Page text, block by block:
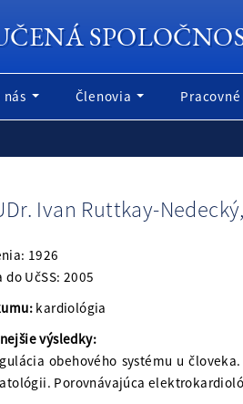
nás Členovia
Ivan Ruttkay-
1926
UčSS: 2005
kardiológia
výsledky:
obehového systému u
Porovnávajúca